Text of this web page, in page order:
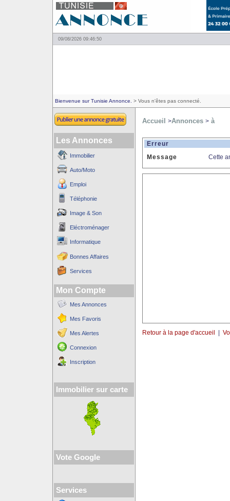
09/08/2026 09:46:50
Bienvenue sur Tunisie Annonce. > Vous n'êtes pas connecté.
Les Annonces
Immobilier
Auto/Moto
Emploi
Téléphonie
Image & Son
Eléctroménager
Informatique
Bonnes Affaires
Services
Mon Compte
Mes Annonces
Mes Favoris
Mes Alertes
Connexion
Inscription
Immobilier sur carte
Vote Google
Services
Accueil >Annonces >à
Erreur
Message
Cette
Retour à la page d'accueil